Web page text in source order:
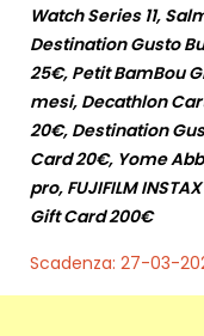
Watch Series 11,
Destination Gusto
25€, Petit BamBou
mesi, Decathlon
20€, Destination
Card 20€, Yome
pro, FUJIFILM
Gift Card 200€
Scadenza: 27-03-